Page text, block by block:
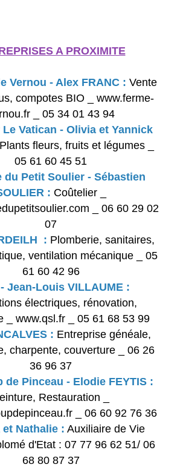
A PROXIMITE
Vernou - Alex FRANC : Vente
compotes BIO _ www.ferme-
_ 05 34 01 43 94
Le Vatican - Olivia et Yannick
Plants fleurs, fruits et légumes _
05 61 60 45 51
du Petit Soulier - Sébastien
: Coûtelier _
_ 06 60 29 02
07
: Plomberie, sanitaires,
ventilation mécanique _ 05
61 60 42 96
Jean-Louis VILLAUME :
électriques, rénovation,
_ www.qsl.fr _ 05 61 68 53 99
: Entreprise généale,
charpente, couverture _ 06 26
36 96 37
de Pinceau - Elodie FEYTIS :
Restauration _
_ 06 60 92 76 36
et Nathalie : Auxiliaire de Vie
d'Etat : 07 77 96 62 51/ 06
68 80 87 37